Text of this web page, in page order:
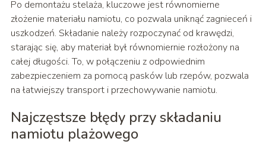
Po demontażu stelaża, kluczowe jest równomierne
złożenie materiału namiotu, co pozwala uniknąć zagnieceń i
uszkodzeń. Składanie należy rozpoczynać od krawędzi,
starając się, aby materiał był równomiernie rozłożony na
całej długości. To, w połączeniu z odpowiednim
zabezpieczeniem za pomocą pasków lub rzepów, pozwala
na łatwiejszy transport i przechowywanie namiotu.
Najczęstsze błędy przy składaniu
namiotu plażowego